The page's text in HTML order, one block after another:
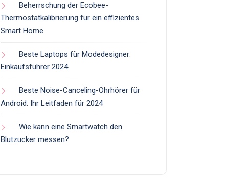
Beherrschung der Ecobee-
Thermostatkalibrierung für ein effizientes
Smart Home.
Beste Laptops für Modedesigner:
Einkaufsführer 2024
Beste Noise-Canceling-Ohrhörer für
Android: Ihr Leitfaden für 2024
Wie kann eine Smartwatch den
Blutzucker messen?